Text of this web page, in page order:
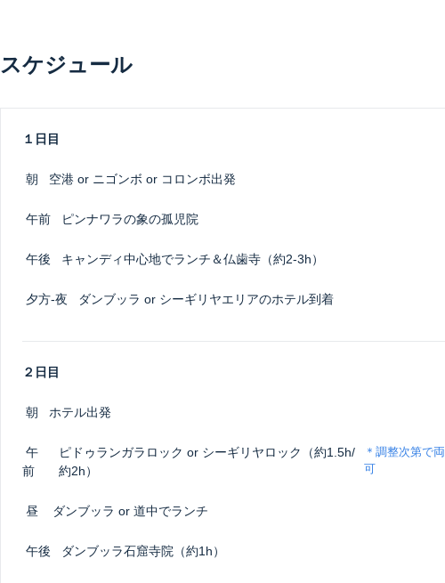
スケジュール
１日目
朝 空港 or ニゴンボ or コロンボ出発
午前 ピンナワラの象の孤児院
午後 キャンディ中心地でランチ＆仏歯寺（約2-3h）
夕方-夜 ダンブッラ or シーギリヤエリアのホテル到着
２日目
朝 ホテル出発
前
ピドゥランガラロック or シーギリヤロック（約1.5h/
約2h）
＊調整次第で
可
昼 ダンブッラ or 道中でランチ
午後 ダンブッラ石窟寺院（約1h）